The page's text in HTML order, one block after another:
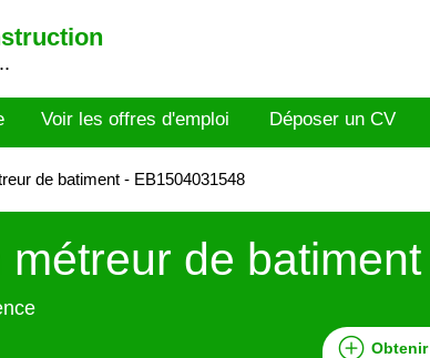
Voir les offres d'emploi Déposer un CV
de batiment - EB1504031548
métreur de batiment
Obtenir